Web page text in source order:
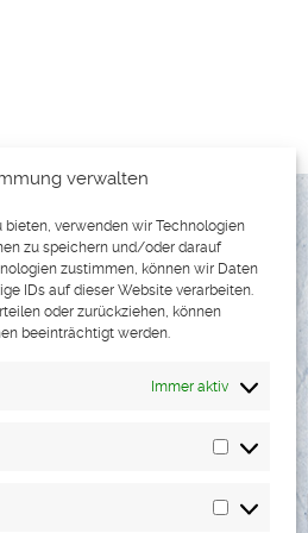
verwalten
bieten, verwenden wir Technologien
zu speichern und/oder darauf
zustimmen, können wir Daten
IDs auf dieser Website verarbeiten.
oder zurückziehen, können
beeinträchtigt werden.
Immer aktiv